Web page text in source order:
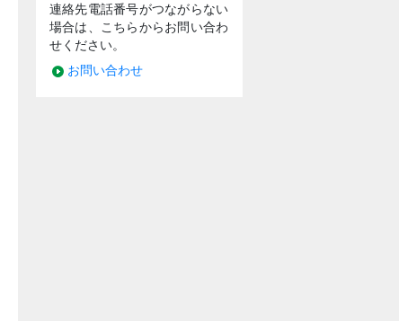
連絡先電話番号がつながらない
場合は、こちらからお問い合わ
せください。
お問い合わせ